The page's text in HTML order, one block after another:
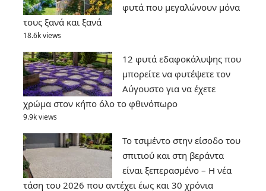
φυτά που μεγαλώνουν μόνα
τους ξανά και ξανά
18.6k views
12 φυτά εδαφοκάλυψης που
μπορείτε να φυτέψετε τον
Αύγουστο για να έχετε
χρώμα στον κήπο όλο το φθινόπωρο
9.9k views
Το τσιμέντο στην είσοδο του
σπιτιού και στη βεράντα
είναι ξεπερασμένο – Η νέα
τάση του 2026 που αντέχει έως και 30 χρόνια